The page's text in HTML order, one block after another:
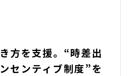
方を支援。“時差出
センティブ制度”を